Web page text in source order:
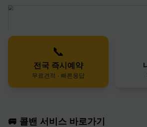
📞
전국 즉시예약
무료견적 · 빠른응답
🚐 콜밴 서비스 바로가기